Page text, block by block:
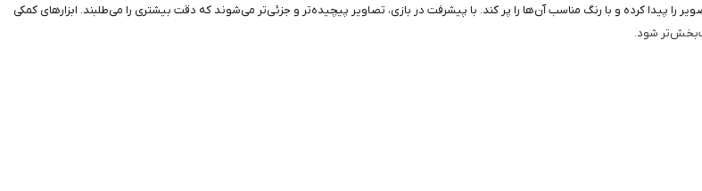
پیدا کرده و با رنگ مناسب آن‌ها را پر کند. با پیشرفت در بازی، تصاویر پیچیده‌تر و جزئی‌تر می‌شوند که دقت بیشتری را می‌طلبند. ابزارهای کمکی
شود.